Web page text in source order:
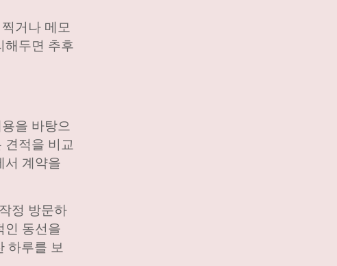
거나 메모
해두면 추후
을 바탕으
견적을 비교
서 계약을
정 방문하
인 동선을
하루를 보